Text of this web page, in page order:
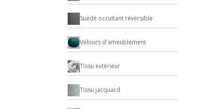
Suédé occultant réversible
Velours d'ameublement
Tissu extérieur
Tissu jacquard